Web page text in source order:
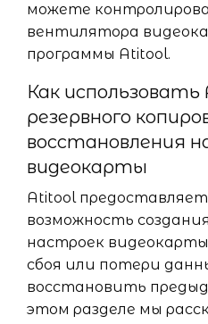
можете
вентилятора
программы Atitool.
Как использовать
резервного
восстановления
видеокарты
Atitool
возможность
настроек
сбоя или потери
восстановить
этом разделе мы